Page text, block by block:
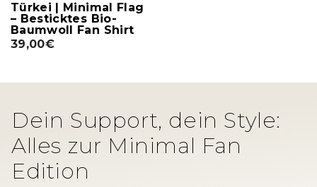
Türkei | Minimal Flag
– Besticktes Bio-
Baumwoll Fan Shirt
39,00€
Dein Support, dein Style:
Alles zur Minimal Fan
Edition